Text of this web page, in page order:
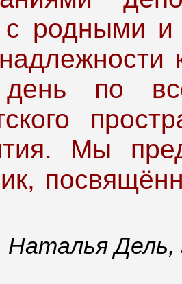
с родными
по
Мы
Наталья Дель,